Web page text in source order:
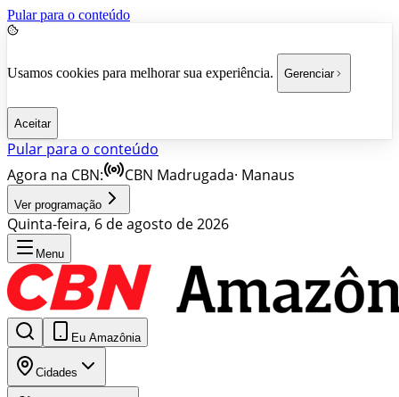
Pular para o conteúdo
Usamos cookies para melhorar sua experiência. Gerenciar
Aceitar
Pular para o conteúdo
Agora na CBN:
CBN Madrugada· Manaus
Ver programação
Quinta-feira, 6 de agosto de 2026
Menu
Eu Amazônia
Cidades